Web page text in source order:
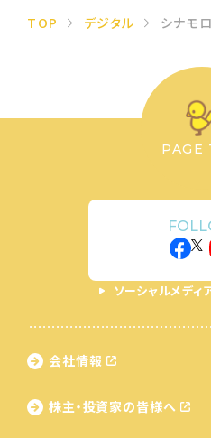
TOP デジタル シナモ
PAGE
ソーシャルメディ
会社情報
株主・投資家の皆様へ